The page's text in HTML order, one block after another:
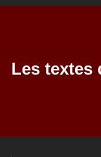
Les textes